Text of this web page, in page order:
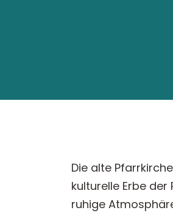
Die alte
kulturelle Erbe
ruhige